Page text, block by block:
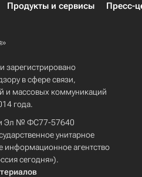
Продукты и сервисы Пресс-
зарегистрировано
в сфере связи,
и массовых коммуникаций
года.
Эл № ФС77-57640
унитарное
информационное агентство
сегодня»).